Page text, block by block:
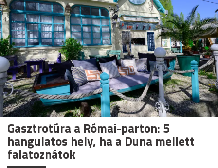
Gasztrotúra a Római-parton: 5
hangulatos hely, ha a Duna mellett
falatoznátok